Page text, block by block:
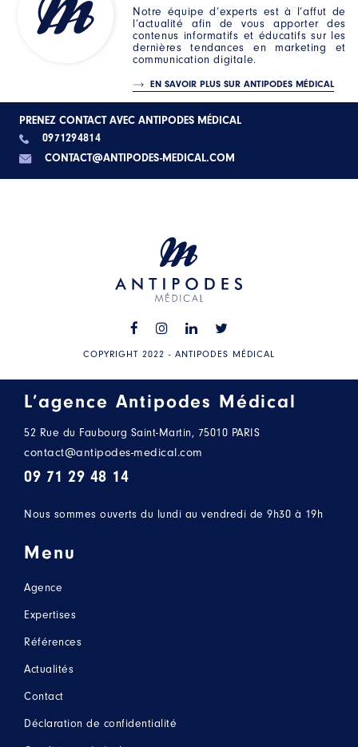
Notre équipe d’experts est à l’affut de
l’actualité afin de vous apporter des
contenus informatifs et éducatifs sur les
dernières tendances en marketing et
communication digitale.
EN SAVOIR PLUS SUR ANTIPODES MÉDICAL
PRENEZ CONTACT AVEC ANTIPODES MÉDICAL
0971294814
CONTACT@ANTIPODES-MEDICAL.COM
COPYRIGHT 2022 - ANTIPODES MÉDICAL
L’agence Antipodes Médical
52 Rue du Faubourg Saint-Martin, 75010 PARIS
contact@antipodes-medical.com
09 71 29 48 14
Nous sommes ouverts du lundi au vendredi de 9h30 à 19h
Menu
Agence
Expertises
Références
Actualités
Contact
Déclaration de confidentialité